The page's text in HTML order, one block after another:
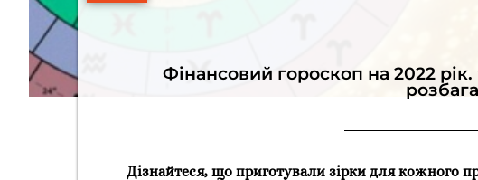
Фінансовий гороскоп на 2022
Дізнайтеся, що приготували зірки для кожного